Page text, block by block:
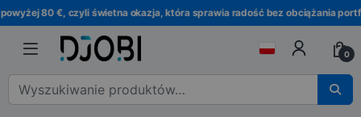
Przejdź do nawigacji
Przejdź do treści
80 €, czyli świetna okazja, która sprawia radość bez obciążania
0
Wyszukaj :